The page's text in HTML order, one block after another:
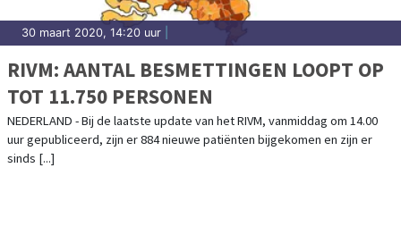
30 maart 2020, 14:20 uur
RIVM: AANTAL BESMETTINGEN LOOPT OP
TOT 11.750 PERSONEN
NEDERLAND - Bij de laatste update van het RIVM, vanmiddag om 14.00
uur gepubliceerd, zijn er 884 nieuwe patiënten bijgekomen en zijn er
sinds [...]